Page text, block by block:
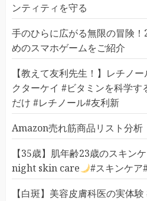
ンティティを守る
手のひらに広がる無限の冒険
めのスマホゲームをご紹介
【教えて友利先生！】レチノ
クターケイ #ビタミンを科学す
だけ #レチノール#友利新
Amazon売れ筋商品リスト分析
【35歳】肌年齢23歳のスキン
night skin care
#スキンケア
【白斑】美容皮膚科医の実体